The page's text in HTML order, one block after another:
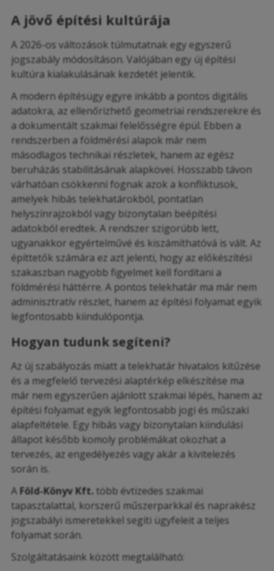
A jövő építési kultúrája
A 2026-os változások túlmutatnak egy egyszerű
jogszabály módosításon. Valójában egy új építési
kultúra kialakulásának kezdetét jelentik.
A modern építésügy egyre inkább a pontos digitális
adatokra, az ellenőrizhető geometriai rendszerekre és
a dokumentált szakmai felelősségre épül. Ebben a
rendszerben a földmérési alapok már nem
másodlagos technikai részletek, hanem az egész
beruházás stabilitásának alapkövei. Hosszabb távon
várhatóan csökkenni fognak azok a konfliktusok,
amelyek hibás telekhatárokból, pontatlan
helyszínrajzokból vagy bizonytalan beépítési
adatokból eredtek. A rendszer szigorúbb lett,
ugyanakkor egyértelművé és kiszámíthatóvá is vált. Az
építtetők számára ez azt jelenti, hogy az előkészítési
szakaszban nagyobb figyelmet kell fordítani a
földmérési háttérre. A pontos telekhatár ma már nem
adminisztratív részlet, hanem az építési folyamat egyik
legfontosabb kiindulópontja.
Hogyan tudunk segíteni?
Az új szabályozás miatt a telekhatár hivatalos kitűzése
és a megfelelő tervezési alaptérkép elkészítése ma
már nem egyszerűen ajánlott szakmai lépés, hanem az
építési folyamat egyik legfontosabb jogi és műszaki
alapfeltétele. Egy hibás vagy bizonytalan kiindulási
állapot később komoly problémákat okozhat a
tervezés, az engedélyezés vagy akár a kivitelezés
során is.
AFöld-Könyv Kft. több évtizedes szakmai
tapasztalattal, korszerű műszerparkkal és naprakész
jogszabályi ismeretekkel segíti ügyfeleit a teljes
folyamat során.
Szolgáltatásaink között megtalálható: